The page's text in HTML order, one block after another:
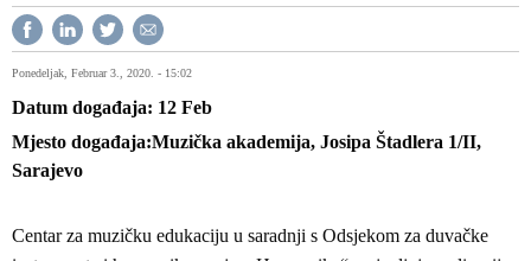
Ponedeljak, Februar 3., 2020. - 15:02
Datum događaja 12 Feb
Mjesto događaja Muzička akademija, Josipa Štadlera 1/II,
Sarajevo
Centar za muzičku edukaciju u saradnji s Odsjekom za duvačke